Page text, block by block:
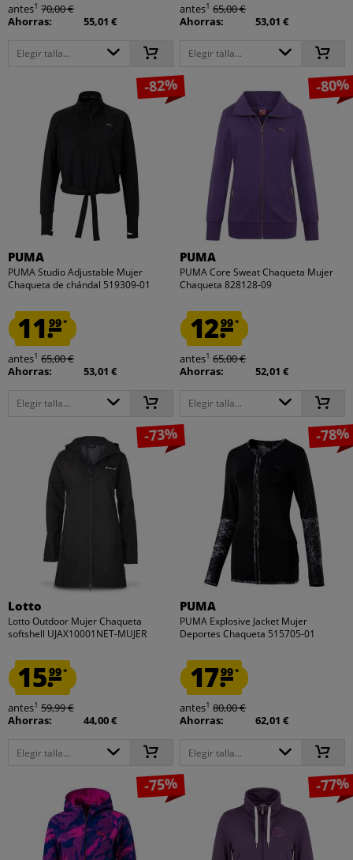
antes1 70,00 €
Ahorras:
55,01 €
Elegir talla...
antes1 65,00 €
Ahorras:
53,01 €
Elegir talla...
-82%
PUMA
PUMA Studio Adjustable Mujer
Chaqueta de chándal 519309-01
11.99*
antes1 65,00 €
Ahorras:
53,01 €
Elegir talla...
-80%
PUMA
PUMA Core Sweat Chaqueta Mujer
Chaqueta 828128-09
12.99*
antes1 65,00 €
Ahorras:
52,01 €
Elegir talla...
-73%
Lotto
Lotto Outdoor Mujer Chaqueta
softshell UJAX10001NET-MUJER
15.99*
antes1 59,99 €
Ahorras:
44,00 €
Elegir talla...
-78%
PUMA
PUMA Explosive Jacket Mujer
Deportes Chaqueta 515705-01
17.99*
antes1 80,00 €
Ahorras:
62,01 €
Elegir talla...
-75% -77%